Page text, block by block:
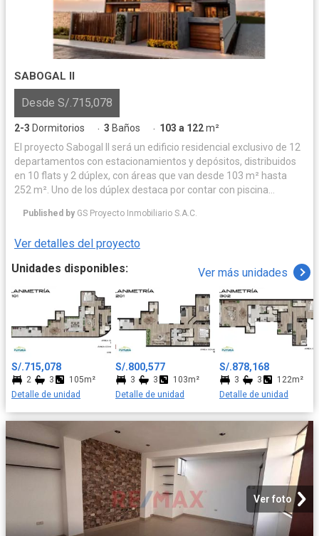
SABOGAL II
Desde S/.715,078
2-3 Dormitorios · 3 Baños · 103 a 122m²
El proyecto Sabogal II será un edificio residencial exclusivo de 12
departamentos con estacionamientos y depósitos, distribuidos
en 10 flats y 2 dúplex, con áreas que van desde 103 m² hasta
252 m². Uno de los dúplex destaca por contar con piscina
segundo ofrece una amplia terraza con parrilla, ideal para el
Published by GS Proyecto Inmobiliario S.A.C.
Ver detalles del proyecto
Unidades disponibles:
Ver más unidades
S/.715,078
2 3
105m²
Detalle de unidad
S/.800,577
3 3
103m²
Detalle de unidad
S/.878,168
3 3
122m²
Detalle de unidad
Ver foto